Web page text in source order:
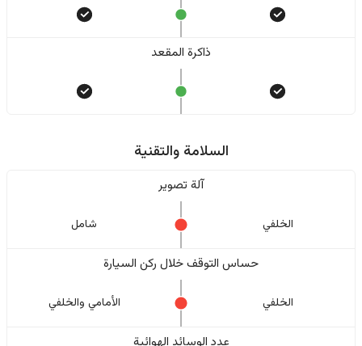
ذاكرة المقعد
السلامة والتقنية
آلة تصوير
الخلفي شامل
حساس التوقف خلال ركن السيارة
الخلفي الأمامي والخلفي